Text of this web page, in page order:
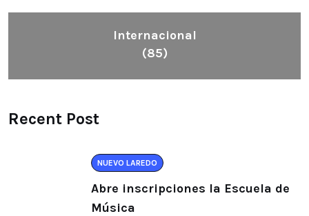
Internacional
(85)
Recent Post
NUEVO LAREDO
Abre inscripciones la Escuela de
Música